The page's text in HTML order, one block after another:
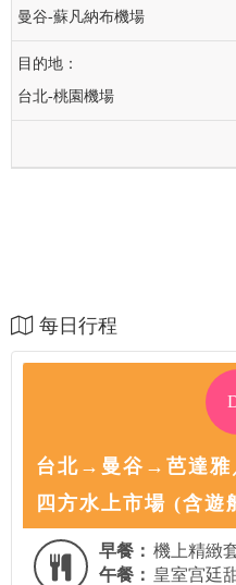
曼谷-蘇凡納布機場
台北-桃園機場
每日行程
台北→曼谷→芭達雅
四方水上市場 (含
早餐： 機上精緻
午餐： 皇室宫廷